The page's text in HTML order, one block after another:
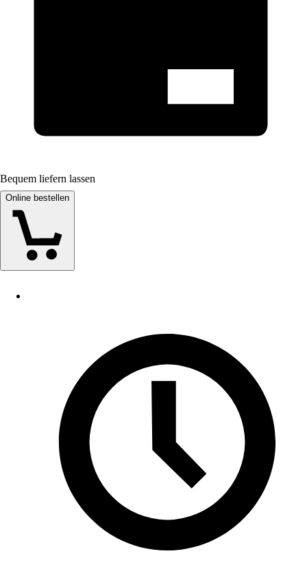
Bequem liefern lassen
Online bestellen